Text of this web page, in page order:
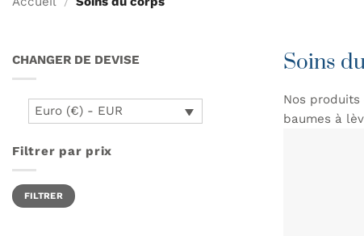
CHANGER DE DEVISE
Euro (€) - EUR
Filtrer par prix
Prix
min
Prix
maxFILTRER
Soins
Nos
baumes à